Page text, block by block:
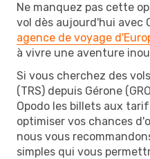
Ne manquez pas cette
vol dès aujourd'hui avec
agence de voyage
à vivre une aventure
Si vous cherchez des
(TRS) depuis Gérone
Opodo les billets aux
optimiser vos chances
nous vous
simples qui vous